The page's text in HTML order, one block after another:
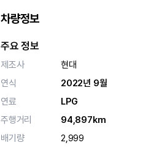
차량정보
주요 정보
제조사
현대
연식
2022년 9월
연료
LPG
주행거리
94,897km
배기량
2,999